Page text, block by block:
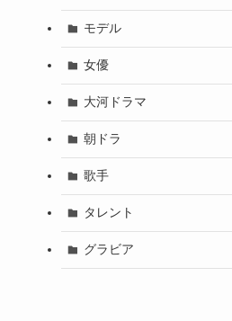
モデル
女優
大河ドラマ
朝ドラ
歌手
タレント
グラビア